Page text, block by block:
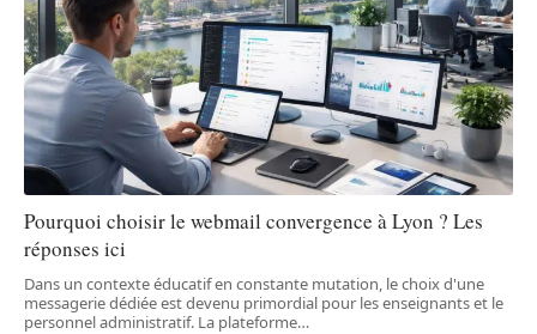
Pourquoi choisir le webmail convergence à Lyon ? Les
réponses ici
Dans un contexte éducatif en constante mutation, le choix d'une
messagerie dédiée est devenu primordial pour les enseignants et le
personnel administratif. La plateforme…